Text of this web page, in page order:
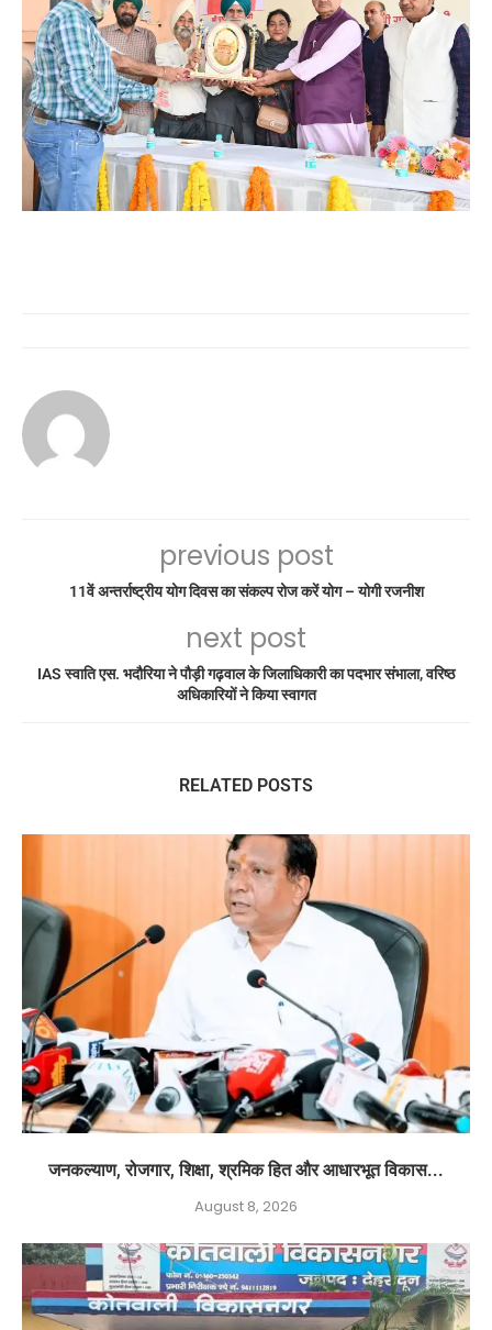
previous post
11वें अन्तर्राष्ट्रीय योग दिवस का संकल्प रोज करें योग – योगी रजनीश
next post
IAS स्वाति एस. भदौरिया ने पौड़ी गढ़वाल के जिलाधिकारी का पदभार संभाला, वरिष्ठ
अधिकारियों ने किया स्वागत
RELATED POSTS
जनकल्याण, रोजगार, शिक्षा, श्रमिक हित और आधारभूत विकास...
August 8, 2026